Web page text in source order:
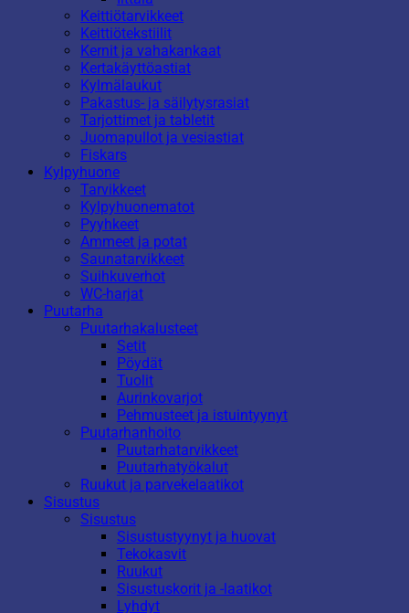
Keittiötarvikkeet
Keittiötekstiilit
Kernit ja vahakankaat
Kertakäyttöastiat
Kylmälaukut
Pakastus- ja säilytysrasiat
Tarjottimet ja tabletit
Juomapullot ja vesiastiat
Fiskars
Kylpyhuone
Tarvikkeet
Kylpyhuonematot
Pyyhkeet
Ammeet ja potat
Saunatarvikkeet
Suihkuverhot
WC-harjat
Puutarha
Puutarhakalusteet
Setit
Pöydät
Tuolit
Aurinkovarjot
Pehmusteet ja istuintyynyt
Puutarhanhoito
Puutarhatarvikkeet
Puutarhatyökalut
Ruukut ja parvekelaatikot
Sisustus
Sisustus
Sisustustyynyt ja huovat
Tekokasvit
Ruukut
Sisustuskorit ja -laatikot
Lyhdyt